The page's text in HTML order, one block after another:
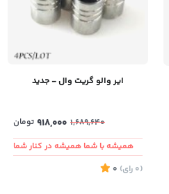
ایر والو گریت وال - جدید
1,689,640
918,000 تومان
همیشه با شما همیشه در کنار شما
(0 رای)
0